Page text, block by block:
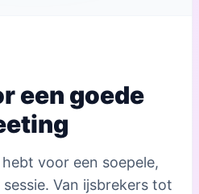
een goede
voor een soepele,
Van ijsbrekers tot